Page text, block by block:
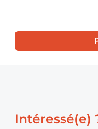
Intéressé(e)